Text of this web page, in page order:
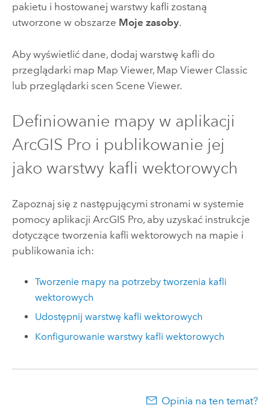
pakietu i hostowanej warstwy kafli zostaną
utworzone w obszarze Moje zasoby.
Aby wyświetlić dane, dodaj warstwę kafli do
przeglądarki map Map Viewer, Map Viewer Classic
lub przeglądarki scen Scene Viewer.
Definiowanie mapy w aplikacji
ArcGIS Pro i publikowanie jej
jako warstwy kafli wektorowych
Zapoznaj się z następującymi stronami w systemie
pomocy aplikacji ArcGIS Pro, aby uzyskać instrukcje
dotyczące tworzenia kafli wektorowych na mapie i
publikowania ich:
Tworzenie mapy na potrzeby tworzenia kafli
wektorowych
Udostępnij warstwę kafli wektorowych
Konfigurowanie warstwy kafli wektorowych
Opinia na ten temat?